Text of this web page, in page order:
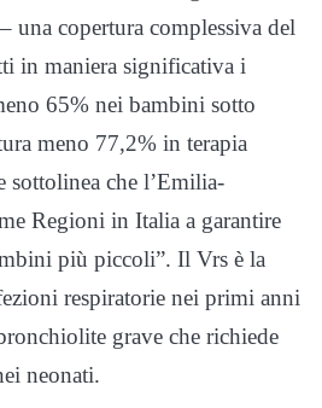
una copertura complessiva del
in maniera significativa i
65% nei bambini sotto
meno 77,2% in terapia
sottolinea che l’Emilia-
Regioni in Italia a garantire
più piccoli”. Il Vrs è la
respiratorie nei primi anni
grave che richiede
neonati.